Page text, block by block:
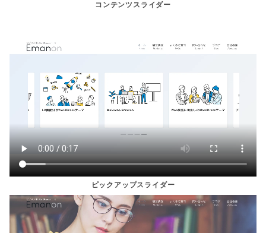
コンテンツスライダー
ピックアップスライダー